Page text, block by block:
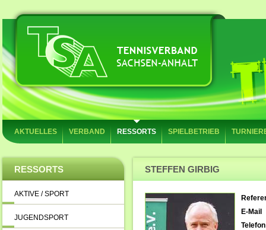
AKTUELLES VERBAND RESSORTS SPIELBETRIEB
RESSORTS
AKTIVE / SPORT
JUGENDSPORT
STEFFEN GIRBIG
E-Mail
Telefon